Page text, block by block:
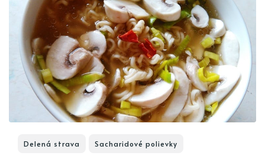
Delená strava Sacharidové polievky